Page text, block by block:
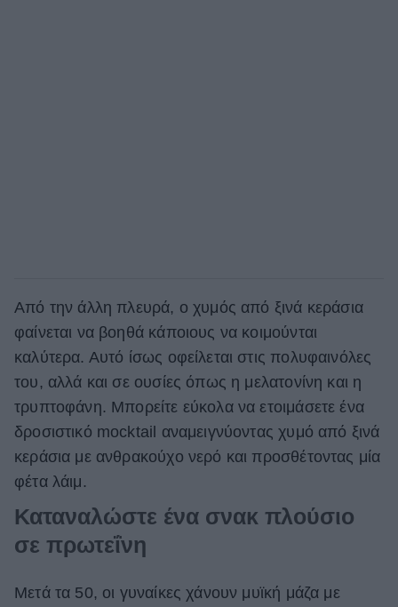
Από την άλλη πλευρά, ο χυμός από ξινά κεράσια
φαίνεται να βοηθά κάποιους να κοιμούνται
καλύτερα. Αυτό ίσως οφείλεται στις πολυφαινόλες
του, αλλά και σε ουσίες όπως η μελατονίνη και η
τρυπτοφάνη. Μπορείτε εύκολα να ετοιμάσετε ένα
δροσιστικό mocktail αναμειγνύοντας χυμό από ξινά
κεράσια με ανθρακούχο νερό και προσθέτοντας μία
φέτα λάιμ.
Καταναλώστε ένα σνακ πλούσιο
σε πρωτεΐνη
Μετά τα 50, οι γυναίκες χάνουν μυϊκή μάζα με